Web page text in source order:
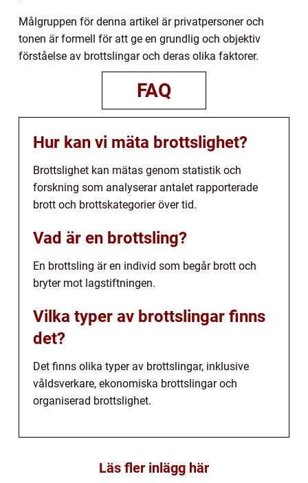
Målgruppen för denna artikel är privatpersoner och
tonen är formell för att ge en grundlig och objektiv
förståelse av brottslingar och deras olika faktorer.
FAQ
Hur kan vi mäta brottslighet?
Brottslighet kan mätas genom statistik och
forskning som analyserar antalet rapporterade
brott och brottskategorier över tid.
Vad är en brottsling?
En brottsling är en individ som begår brott och
bryter mot lagstiftningen.
Vilka typer av brottslingar finns
det?
Det finns olika typer av brottslingar, inklusive
våldsverkare, ekonomiska brottslingar och
organiserad brottslighet.
Läs fler inlägg här